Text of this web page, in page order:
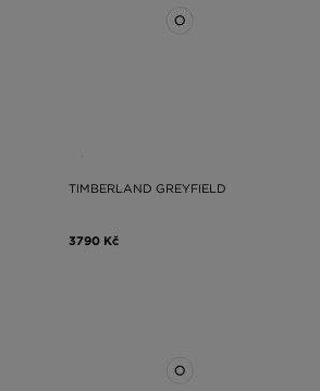
TIMBERLAND GREYFIELD
3790 Kč